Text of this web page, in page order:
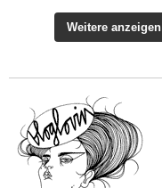
Weitere anzeigen